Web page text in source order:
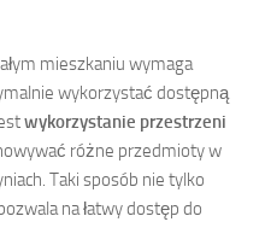
mieszkaniu wymaga
wykorzystać dostępną
wykorzystanie przestrzeni
różne przedmioty w
Taki sposób nie tylko
na łatwy dostęp do